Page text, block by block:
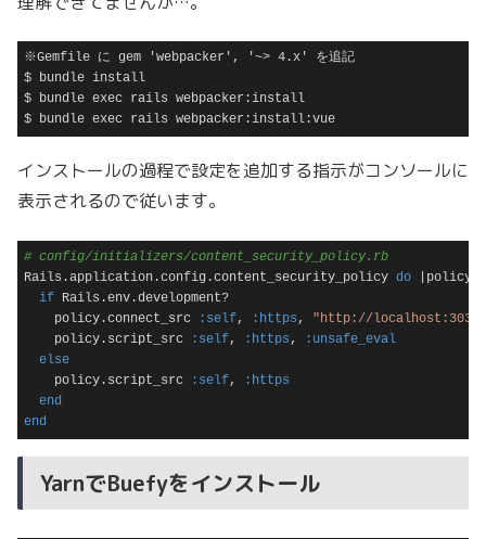
※Gemfile に gem 'webpacker', '~> 4.x' を追記
$ bundle install
$ bundle exec rails webpacker:install
$ bundle exec rails webpacker:install:vue
インストールの過程で設定を追加する指示がコンソールに
表示されるので従います。
# config/initializers/content_security_policy.rb
Rails.application.config.content_security_policy do
|policy|
if Rails.env.development?
    policy.connect_src
:self, :https , "http://localhost:3035"
    policy.script_src
:self, :https ,
:unsafe_eval
else
    policy.script_src
:self,
:https
end
end
YarnでBuefyをインストール